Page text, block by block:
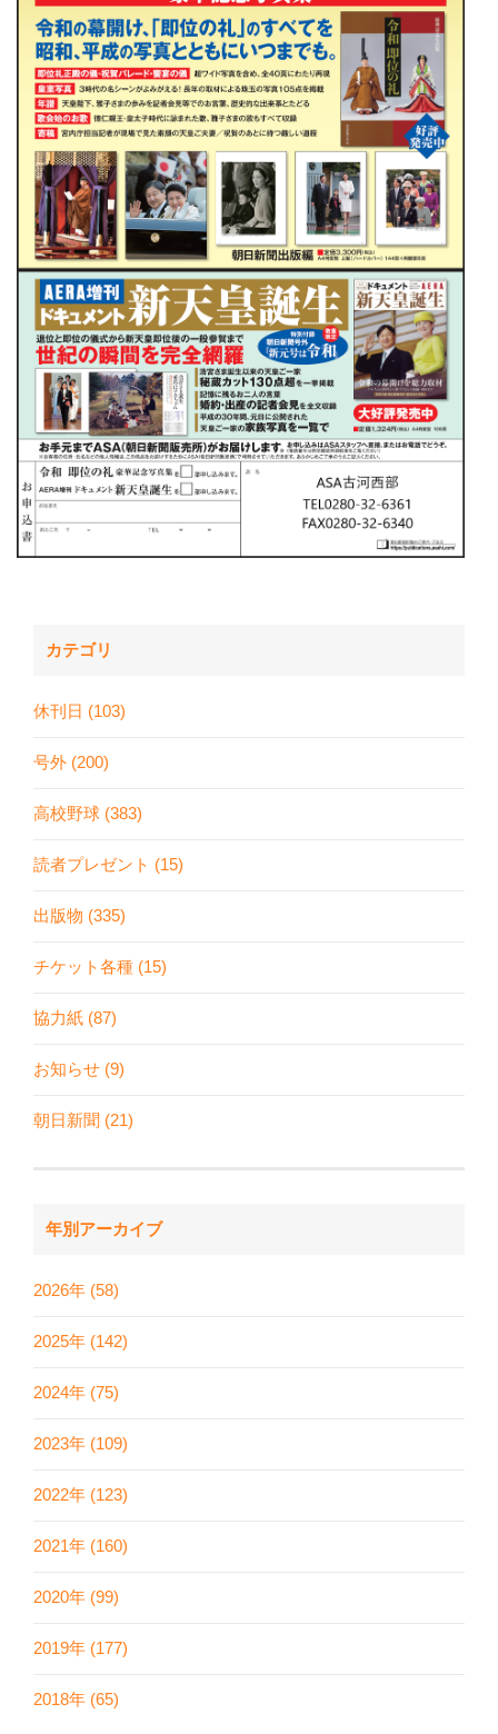
カテゴリ
休刊日 (103)
号外 (200)
高校野球 (383)
読者プレゼント (15)
出版物 (335)
チケット各種 (15)
協力紙 (87)
お知らせ (9)
朝日新聞 (21)
年別アーカイブ
2026年 (58)
2025年 (142)
2024年 (75)
2023年 (109)
2022年 (123)
2021年 (160)
2020年 (99)
2019年 (177)
2018年 (65)